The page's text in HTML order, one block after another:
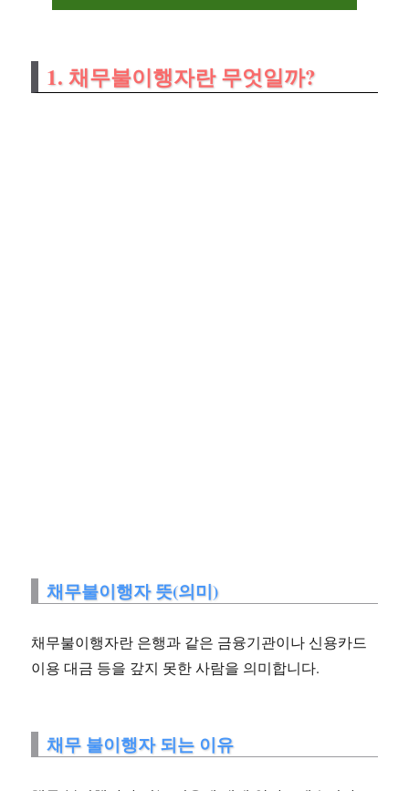
1. 채무불이행자란 무엇일까?
채무불이행자 뜻(의미)
채무불이행자란 은행과 같은 금융기관이나 신용카드
이용 대금 등을 갚지 못한 사람을 의미합니다.
채무 불이행자 되는 이유